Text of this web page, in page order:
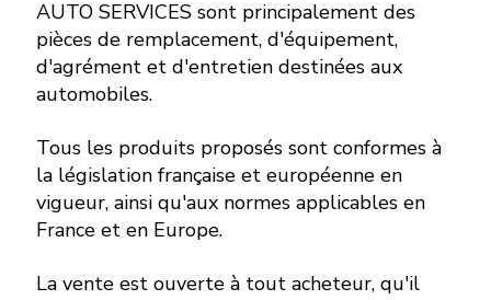
AUTO SERVICES sont principalement des
pièces de remplacement, d'équipement,
d'agrément et d'entretien destinées aux
automobiles.
Tous les produits proposés sont conformes à
la législation française et européenne en
vigueur, ainsi qu'aux normes applicables en
France et en Europe.
La vente est ouverte à tout acheteur, qu'il